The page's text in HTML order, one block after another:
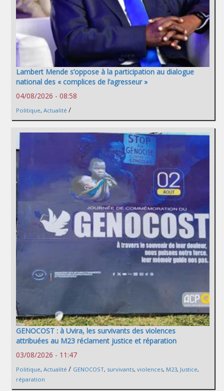
Lambert Mende s’oppose à la participation au dialogue
national des « complices de l’agresseur »
04/08/2026 - 08:58
Politique, Actualité /
GENOCOST : à Uvira, les survivants des violences
attribuées au M23 réclament justice et réparation
03/08/2026 - 11:47
Politique, Actualité / GENOCOST, survivants, violences, M23, Justice,
réparation